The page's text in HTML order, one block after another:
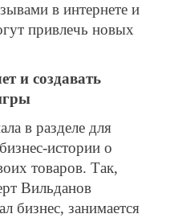
в интернете и
привлечь новых
и создавать
в разделе для
истории о
товаров. Так,
Вильданов
бизнес, занимается